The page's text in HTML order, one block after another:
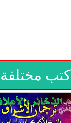
مختلفة